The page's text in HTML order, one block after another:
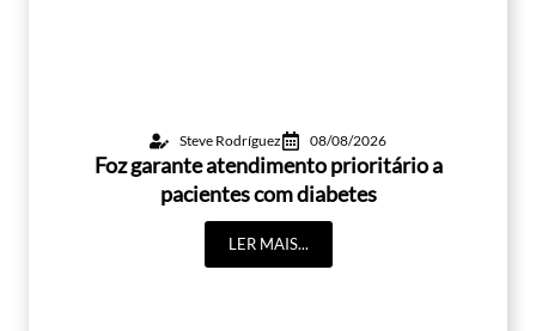
Steve Rodríguez 08/08/2026
Foz garante atendimento prioritário a
pacientes com diabetes
LER MAIS...